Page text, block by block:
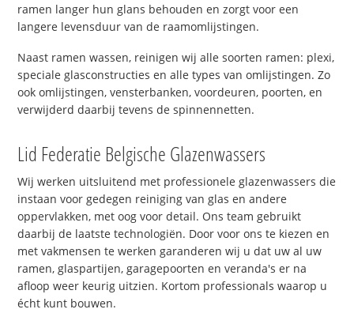
ramen langer hun glans behouden en zorgt voor een
langere levensduur van de raamomlijstingen.
Naast ramen wassen, reinigen wij alle soorten ramen: plexi,
speciale glasconstructies en alle types van omlijstingen. Zo
ook omlijstingen, vensterbanken, voordeuren, poorten, en
verwijderd daarbij tevens de spinnennetten.
Lid Federatie Belgische Glazenwassers
Wij werken uitsluitend met professionele glazenwassers die
instaan voor gedegen reiniging van glas en andere
oppervlakken, met oog voor detail. Ons team gebruikt
daarbij de laatste technologiën. Door voor ons te kiezen en
met vakmensen te werken garanderen wij u dat uw al uw
ramen, glaspartijen, garagepoorten en veranda's er na
afloop weer keurig uitzien. Kortom professionals waarop u
écht kunt bouwen.